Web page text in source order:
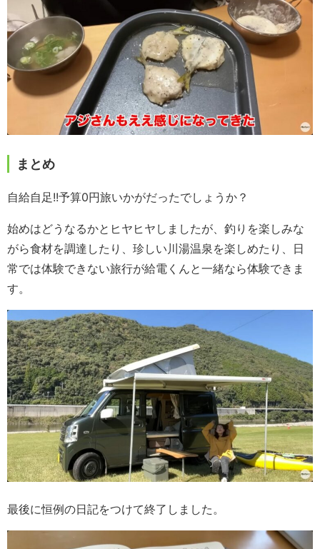
まとめ
自給自足!!予算0円旅いかがだったでしょうか？
始めはどうなるかとヒヤヒヤしましたが、釣りを楽しみな
がら食材を調達したり、珍しい川湯温泉を楽しめたり、日
常では体験できない旅行が給電くんと一緒なら体験できま
す。
最後に恒例の日記をつけて終了しました。